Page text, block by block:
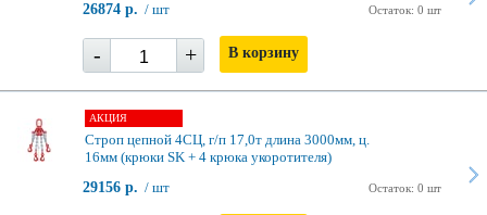
Остаток: 0 шт
26874 р. / шт
- + В корзину
АКЦИЯ
Строп цепной 4СЦ, г/п 17,0т длина 3000мм, ц.
16мм (крюки SK + 4 крюка укоротителя)
Остаток: 0 шт
29156 р. / шт